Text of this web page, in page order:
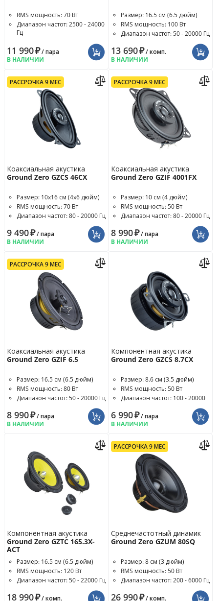
RMS мощность: 70 Вт
Диапазон частот: 2500 - 24000
Гц
11 990₽/ пара
В НАЛИЧИИ
Размер: 16.5 см (6.5 дюйм)
RMS мощность: 100 Вт
Диапазон частот: 50 - 20000 Гц
13 690₽/ комп.
В НАЛИЧИИ
РАССРОЧКА 9 МЕС
Коаксиальная акустика
Ground Zero GZCS 46CX
Размер: 10x16 см (4x6 дюйм)
RMS мощность: 70 Вт
Диапазон частот: 80 - 20000 Гц
9 490₽/ пара
В НАЛИЧИИ
РАССРОЧКА 9 МЕС
Коаксиальная акустика
Ground Zero GZIF 4001FX
Размер: 10 см (4 дюйм)
RMS мощность: 50 Вт
Диапазон частот: 80 - 20000 Гц
8 990₽/ пара
В НАЛИЧИИ
РАССРОЧКА 9 МЕС
Коаксиальная акустика
Ground Zero GZIF 6.5
Размер: 16.5 см (6.5 дюйм)
RMS мощность: 80 Вт
Диапазон частот: 50 - 20000 Гц
8 990₽/ пара
В НАЛИЧИИ
Компонентная акустика
Ground Zero GZCS 8.7CX
Размер: 8.6 см (3.5 дюйм)
RMS мощность: 50 Вт
Диапазон частот: 100 - 20000
6 990₽/ пара
В НАЛИЧИИ
Компонентная акустика
Ground Zero GZTC 165.3X-
ACT
Размер: 16.5 см (6.5 дюйм)
RMS мощность: 120 Вт
Диапазон частот: 50 - 22000 Гц
18 990₽/ комп.
РАССРОЧКА 9 МЕС
Среднечастотный динамик
Ground Zero GZUM 80SQ
Размер: 8 см (3 дюйм)
RMS мощность: 50 Вт
Диапазон частот: 200 - 6000 Гц
26 990₽/ комп.